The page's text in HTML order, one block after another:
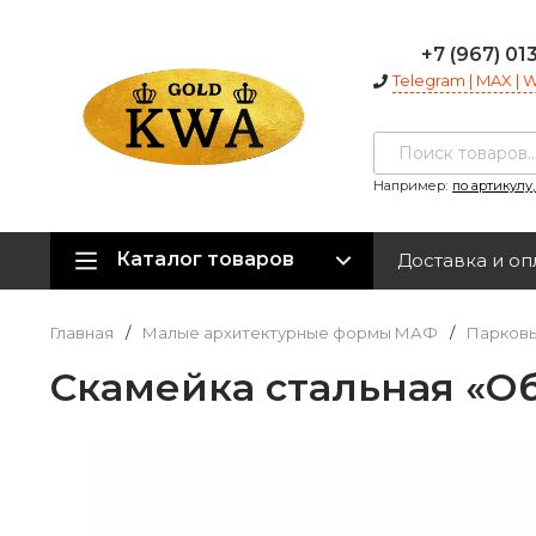
+7 (967)
Telegram | MAX |
Например: по
Каталог товаров Доставка и
Главная / Малые архитектурные формы МАФ /
Скамейка стальная